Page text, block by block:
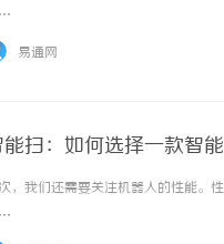
易通网
能扫：如何选择一款智
，我们还需要关注机器人的性能。